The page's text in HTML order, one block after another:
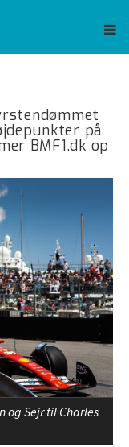
på
BMF1.dk op
og Sejr til Charles